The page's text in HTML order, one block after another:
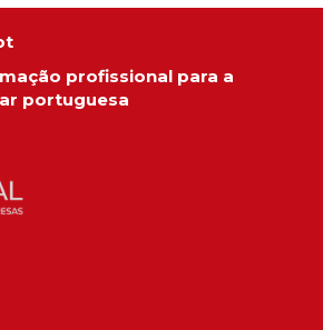
profissional para a
portuguesa